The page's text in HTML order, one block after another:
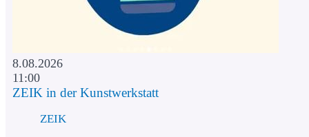
8.08.2026
11:00
ZEIK in der Kunstwerkstatt
ZEIK